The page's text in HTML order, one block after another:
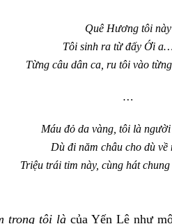
Quê Hương tôi này
Tôi sinh ra từ đấy Ới
Từng câu dân ca, ru tôi vào
…
Máu đỏ da vàng, tôi là
Dù đi năm châu cho dù về
Triệu trái tim này, cùng hát
trong tôi làcủa Yến Lê như